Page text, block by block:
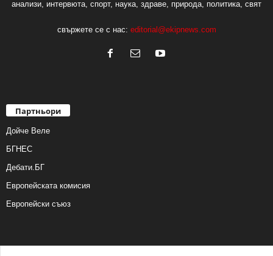
анализи, интервюта, спорт, наука, здраве, природа, политика, свят
свържете се с нас: editorial@ekipnews.com
Партньори
Дойче Веле
БГНЕС
Дебати.БГ
Европейската комисия
Европейски съюз